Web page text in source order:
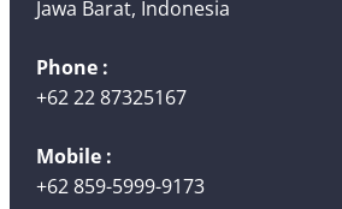
Jawa Barat, Indonesia
Phone :
+62 22 87325167
Mobile :
+62 859-5999-9173